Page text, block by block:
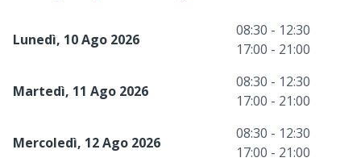
Lunedì, 10 Ago 2026
08:30 - 12:30
17:00 - 21:00
Martedì, 11 Ago 2026
08:30 - 12:30
17:00 - 21:00
Mercoledì, 12 Ago 2026
08:30 - 12:30
17:00 - 21:00